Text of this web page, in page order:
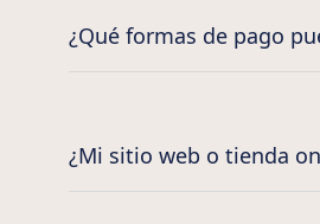
¿Qué formas de pago
¿Mi sitio web o tienda